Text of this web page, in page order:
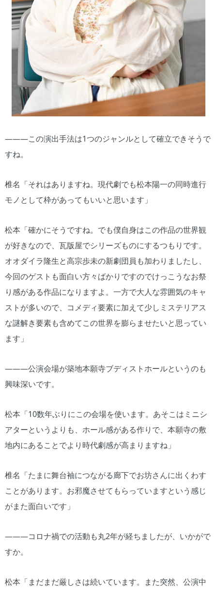
―――この演出手法は1つのジャンルとして確立できそうで
すね。
椎名「それはありますね。現代劇でも松本陽一の同時進行
モノとして枠があってもいいと思います」
松本「確かにそうですね。でも僕自身はこの作品の世界観
が好きなので、瓦版屋でシリーズものにするつもりです。
オオダイラ隆生と高宗歩未の新劇団員も加わりましたし、
今回のゲストも面白い方々ばかりですのでけっこうなお祭
り感がある作品になりますよ。一方で大人な雰囲気のキャ
ストが多いので、コメディ要素に加えて少しミステリアス
な謎解き要素も含めてこの世界を膨らませたいと思ってい
ます」
―――公演会場が築地本願寺ブディストホールというのも
興味深いです。
松本「10数年ぶりにこの会場を使います。あそこはミニシ
アターというよりも、ホール感がある作りで、本願寺の敷
地内にあることでより時代劇感が高まりますね」
椎名「たまに舞台袖につながる廊下でお坊さんに出くわす
ことがあります。お邪魔させてもらっていますという感じ
がまた面白いです」
―――コロナ禍での活動も丸2年が経ちましたが、いかがで
すか。
松本「まだまだ厳しさは続いています。また突然、公演中